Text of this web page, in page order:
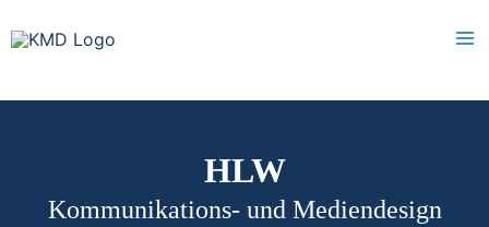
Skip
HLW
Kommunikations- und Mediendesign